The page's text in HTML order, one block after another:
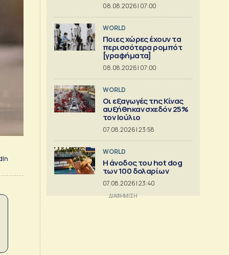
08.08.2026 | 07:00
WORLD
Ποιες χώρες έχουν τα
περισσότερα ρομπότ
[γραφήματα]
08.08.2026 | 07:00
WORLD
Οι εξαγωγές της Κίνας
αυξήθηκαν σχεδόν 25%
τον Ιούλιο
07.08.2026 | 23:58
WORLD
Η άνοδος του hot dog
των 100 δολαρίων
07.08.2026 | 23:40